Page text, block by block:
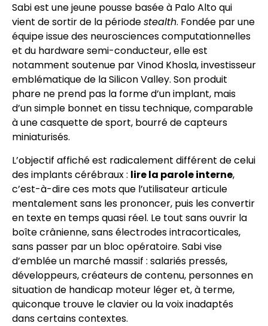
Sabi est une jeune pousse basée à Palo Alto qui
vient de sortir de la périodestealth. Fondée par une
équipe issue des neurosciences computationnelles
et du hardware semi-conducteur, elle est
notamment soutenue par Vinod Khosla, investisseur
emblématique de la Silicon Valley. Son produit
phare ne prend pas la forme d’un implant, mais
d’un simple bonnet en tissu technique, comparable
à une casquette de sport, bourré de capteurs
miniaturisés.
L’objectif affiché est radicalement différent de celui
des implants cérébraux : lire la parole interne,
c’est-à-dire ces mots que l’utilisateur articule
mentalement sans les prononcer, puis les convertir
en texte en temps quasi réel. Le tout sans ouvrir la
boîte crânienne, sans électrodes intracorticales,
sans passer par un bloc opératoire. Sabi vise
d’emblée un marché massif : salariés pressés,
développeurs, créateurs de contenu, personnes en
situation de handicap moteur léger et, à terme,
quiconque trouve le clavier ou la voix inadaptés
dans certains contextes.